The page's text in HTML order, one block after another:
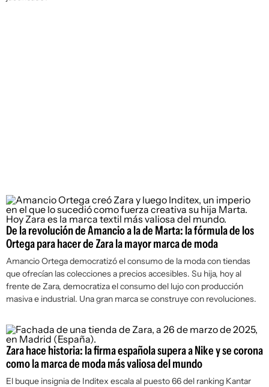
De la revolución de Amancio a la de Marta: la fórmula de los
Ortega para hacer de Zara la mayor marca de moda
Amancio Ortega democratizó el consumo de la moda con tiendas
que ofrecían las colecciones a precios accesibles. Su hija, hoy al
frente de Zara, democratiza el consumo del lujo con producción
masiva e industrial. Una gran marca se construye con revoluciones.
Zara hace historia: la firma española supera a Nike y se corona
como la marca de moda más valiosa del mundo
El buque insignia de Inditex escala al puesto 66 del ranking Kantar